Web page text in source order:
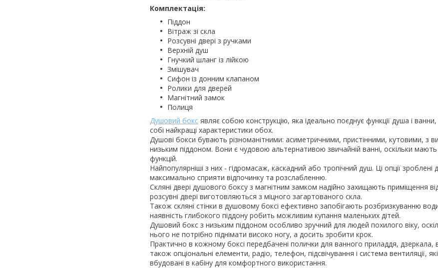
Комплектація:
Піддон
Вітраж зі скла
Розсувні двері з ручками
Верхній душ
Гнучкий шланг із лійкою
Змішувач
Сифон із донним клапаном
Ролики для дверей
Магнітний замок
Полиця
Душовий бокс являє собою конструкцію, яка ідеально поєднує функції душа і
собі найкращі характеристики обох.
Душові бокси бувають різноманітними: асиметричними, пристінними, кутовими, з
низьким піддоном. Вони є чудовою альтернативою звичайній ванні, оскільки
функцій.
Найпопулярніші з них - гідромасаж, каскадний або тропічний душ. Ці опції
максимально сприяти відпочинку та розслабленню.
Скляні двері душового боксу з магнітним замком надійно захищають приміщення
розсувні двері виготовляються з міцного загартованого скла.
Також скляні стінки в душовому боксі ефективно запобігають розбризкуванню
наявність глибокого піддону робить можливим купання маленьких дітей.
Душовий бокс з низьким піддоном особливо зручний для людей похилого віку,
нього не потрібно піднімати високо ногу, а досить зробити крок.
Практично в кожному боксі передбачені полички для ванного приладдя, дзеркала,
також опціональні елементи, радіо, телефон, підсвічування і система вентиляції,
вбудовані в кабіну для комфортного використання.